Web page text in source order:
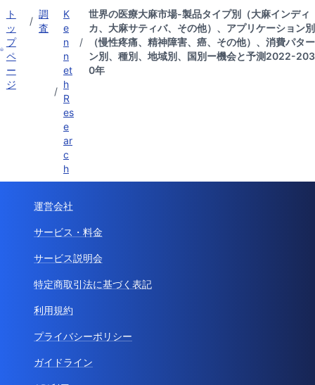
ト
ッ
プ
ペ
ー
ジ
/
調
査
/
K
e
n
n
et
h
R
es
e
ar
c
h
/
世界の医療大麻市場-製品タイプ別（大麻インディ
カ、大麻サティバ、その他）、アプリケーション別
（慢性疼痛、精神障害、癌、その他）、消費パター
ン別、種別、地域別、国別ー機会と予測2022-203
0年
運営会社
サービス・料金
サービス説明会
特定商取引法に基づく表記
利用規約
プライバシーポリシー
ガイドライン